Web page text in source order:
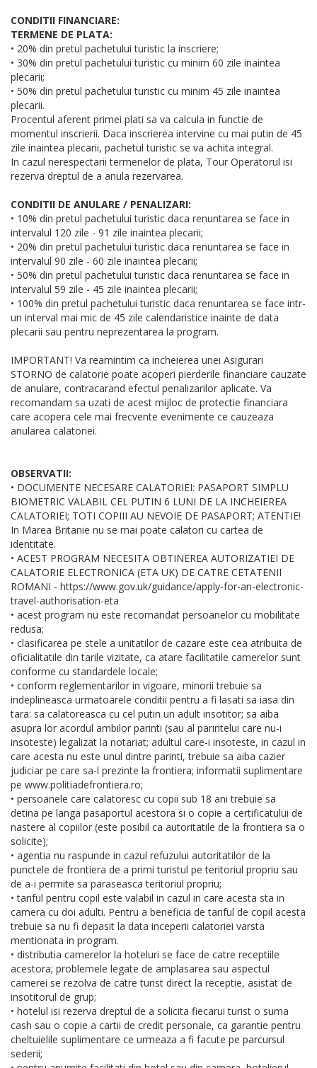
CONDITII FINANCIARE:
TERMENE DE PLATA:
• 20% din pretul pachetului turistic la inscriere;
• 30% din pretul pachetului turistic cu minim 60 zile inaintea
plecarii;
• 50% din pretul pachetului turistic cu minim 45 zile inaintea
plecarii.
Procentul aferent primei plati sa va calcula in functie de
momentul inscrierii. Daca inscrierea intervine cu mai putin de 45
zile inaintea plecarii, pachetul turistic se va achita integral.
In cazul nerespectarii termenelor de plata, Tour Operatorul isi
rezerva dreptul de a anula rezervarea.
CONDITII DE ANULARE / PENALIZARI:
• 10% din pretul pachetului turistic daca renuntarea se face in
intervalul 120 zile - 91 zile inaintea plecarii;
• 20% din pretul pachetului turistic daca renuntarea se face in
intervalul 90 zile - 60 zile inaintea plecarii;
• 50% din pretul pachetului turistic daca renuntarea se face in
intervalul 59 zile - 45 zile inaintea plecarii;
• 100% din pretul pachetului turistic daca renuntarea se face intr-
un interval mai mic de 45 zile calendaristice inainte de data
plecarii sau pentru neprezentarea la program.
IMPORTANT! Va reamintim ca incheierea unei Asigurari
STORNO de calatorie poate acoperi pierderile financiare cauzate
de anulare, contracarand efectul penalizarilor aplicate. Va
recomandam sa uzati de acest mijloc de protectie financiara
care acopera cele mai frecvente evenimente ce cauzeaza
anularea calatoriei.
OBSERVATII:
• DOCUMENTE NECESARE CALATORIEI: PASAPORT SIMPLU
BIOMETRIC VALABIL CEL PUTIN 6 LUNI DE LA INCHEIEREA
CALATORIEI; TOTI COPIII AU NEVOIE DE PASAPORT; ATENTIE!
In Marea Britanie nu se mai poate calatori cu cartea de
identitate.
• ACEST PROGRAM NECESITA OBTINEREA AUTORIZATIEI DE
CALATORIE ELECTRONICA (ETA UK) DE CATRE CETATENII
ROMANI - https://www.gov.uk/guidance/apply-for-an-electronic-
travel-authorisation-eta
• acest program nu este recomandat persoanelor cu mobilitate
redusa;
• clasificarea pe stele a unitatilor de cazare este cea atribuita de
oficialitatile din tarile vizitate, ca atare facilitatile camerelor sunt
conforme cu standardele locale;
• conform reglementarilor in vigoare, minorii trebuie sa
indeplineasca urmatoarele conditii pentru a fi lasati sa iasa din
tara: sa calatoreasca cu cel putin un adult insotitor; sa aiba
asupra lor acordul ambilor parinti (sau al parintelui care nu-i
insoteste) legalizat la notariat; adultul care-i insoteste, in cazul in
care acesta nu este unul dintre parinti, trebuie sa aiba cazier
judiciar pe care sa-l prezinte la frontiera; informatii suplimentare
pe www.politiadefrontiera.ro;
• persoanele care calatoresc cu copii sub 18 ani trebuie sa
detina pe langa pasaportul acestora si o copie a certificatului de
nastere al copiilor (este posibil ca autoritatile de la frontiera sa o
solicite);
• agentia nu raspunde in cazul refuzului autoritatilor de la
punctele de frontiera de a primi turistul pe teritoriul propriu sau
de a-i permite sa paraseasca teritoriul propriu;
• tariful pentru copil este valabil in cazul in care acesta sta in
camera cu doi adulti. Pentru a beneficia de tariful de copil acesta
trebuie sa nu fi depasit la data inceperii calatoriei varsta
mentionata in program.
• distributia camerelor la hoteluri se face de catre receptiile
acestora; problemele legate de amplasarea sau aspectul
camerei se rezolva de catre turist direct la receptie, asistat de
insotitorul de grup;
• hotelul isi rezerva dreptul de a solicita fiecarui turist o suma
cash sau o copie a cartii de credit personale, ca garantie pentru
cheltuielile suplimentare ce urmeaza a fi facute pe parcursul
sederii;